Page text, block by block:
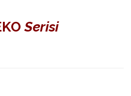
Serisi